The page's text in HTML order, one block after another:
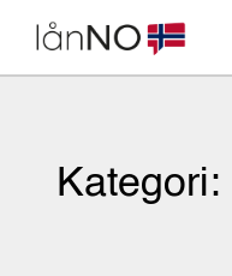
content
Kategori: